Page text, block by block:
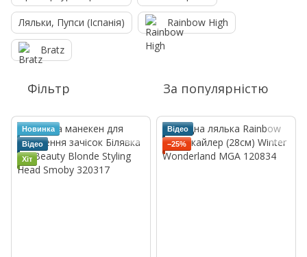
Ляльки, Пупси (Іспанія) Rainbow High
Bratz
Фільтр За популярністю
Новинка
Відео
Хіт
Відео
−25%